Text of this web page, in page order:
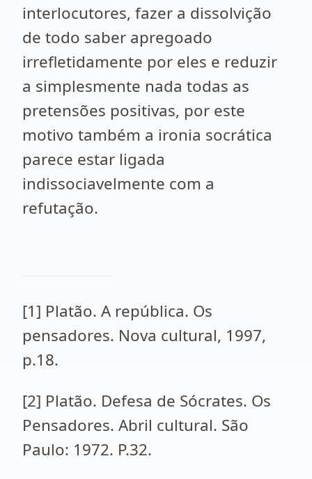
interlocutores, fazer a dissolvição
de todo saber apregoado
irrefletidamente por eles e reduzir
a simplesmente nada todas as
pretensões positivas, por este
motivo também a ironia socrática
parece estar ligada
indissociavelmente com a
refutação.
[1] Platão. A república. Os
pensadores. Nova cultural, 1997,
p.18.
[2] Platão. Defesa de Sócrates. Os
Pensadores. Abril cultural. São
Paulo: 1972. P.32.